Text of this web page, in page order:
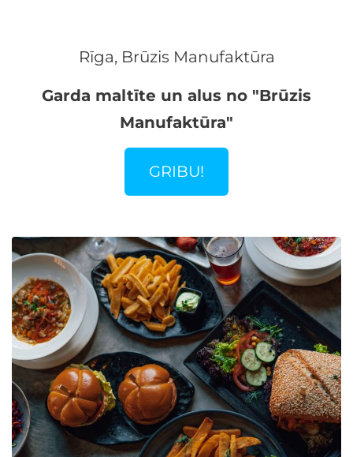
Rīga, Brūzis Manufaktūra
Garda maltīte un alus no "Brūzis
Manufaktūra"
GRIBU!